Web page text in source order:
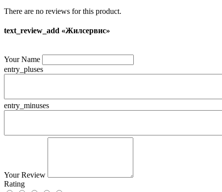
There are no reviews for this product.
text_review_add «Жилсервис»
Your Name
entry_pluses
entry_minuses
Your Review
Rating